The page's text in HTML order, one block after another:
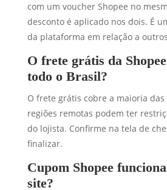
com um voucher Shopee no
desconto é aplicado nos dois. É
da plataforma em relação a
O frete grátis da
todo o Brasil?
O frete grátis cobre a maioria das
regiões remotas podem ter
do lojista. Confirme na tela de
finalizar.
Cupom Shopee
site?